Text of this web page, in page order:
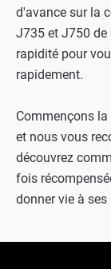
d'avance sur la
J735 et J750
rapidité pour
rapidement.
Commençons
et nous vous
découvrez
fois
donner vie à